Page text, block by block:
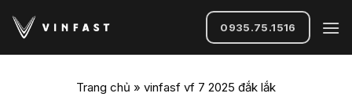
qua
0935.75.1516
Trang chủ » vinfasf vf 7 2025 đắk lắk